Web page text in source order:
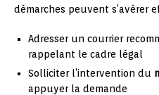
démarches peuvent s’avérer
Adresser un courrier
rappelant le cadre légal
Solliciter l’intervention du
appuyer la demande